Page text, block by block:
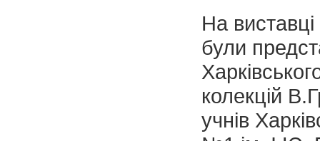
На
були
колекцій
учнів